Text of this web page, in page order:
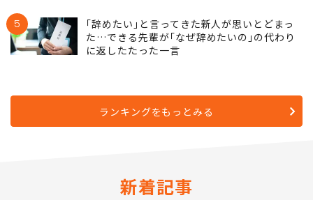
5
｢辞めたい｣と言ってきた新人が思いとどまっ
た…できる先輩が｢なぜ辞めたいの｣の代わり
に返したたった一言
ランキングをもっとみる
新着記事